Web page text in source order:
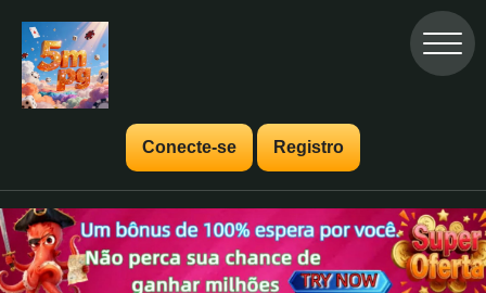
Conecte-se Registro